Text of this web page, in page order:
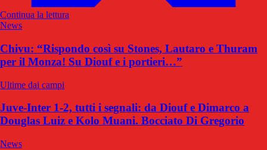
Continua la lettura
News
Chivu: “Rispondo così su Stones, Lautaro e Thuram
per il Monza! Su Diouf e i portieri…”
Ultime dai campi
Juve-Inter 1-2, tutti i segnali: da Diouf e Dimarco a
Douglas Luiz e Kolo Muani. Bocciato Di Gregorio
News